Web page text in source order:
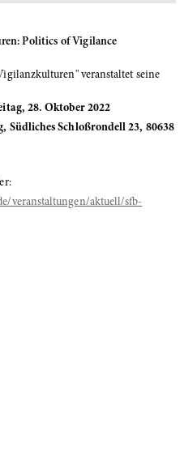
Politics of Vigilance
veranstaltet seine
28. Oktober 2022
Südliches Schloßrondell 23, 80638
veranstaltungen/aktuell/sfb-